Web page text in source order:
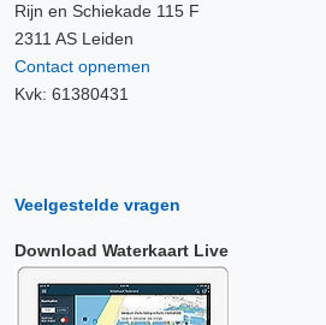
Rijn en Schiekade 115 F
2311 AS Leiden
Contact opnemen
Kvk: 61380431
Veelgestelde vragen
Download Waterkaart Live